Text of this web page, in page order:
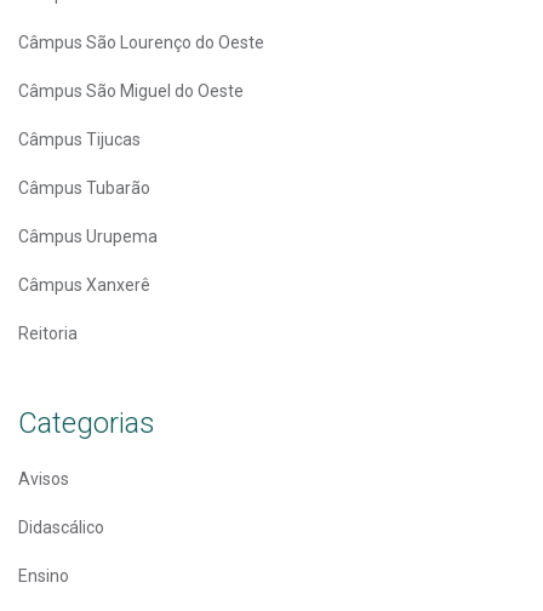
Câmpus São Lourenço do Oeste
Câmpus São Miguel do Oeste
Câmpus Tijucas
Câmpus Tubarão
Câmpus Urupema
Câmpus Xanxerê
Reitoria
Categorias
Avisos
Didascálico
Ensino